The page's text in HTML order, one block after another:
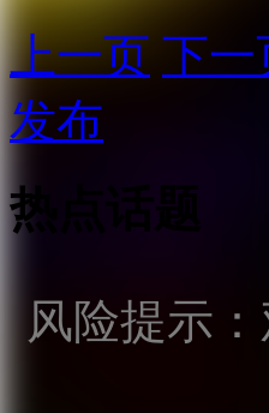
上一页 下一
发布
热点话题
风险提示